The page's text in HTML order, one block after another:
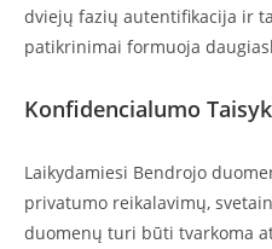
dviejų fazių autentifikacija ir
patikrinimai formuoja
Konfidencialumo
Laikydamiesi Bendrojo
privatumo reikalavimų,
duomenų turi būti tvarkoma